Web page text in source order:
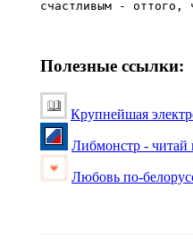
Полезные ссылки:
Крупнейшая
Либмонстр - читай
Любовь по-